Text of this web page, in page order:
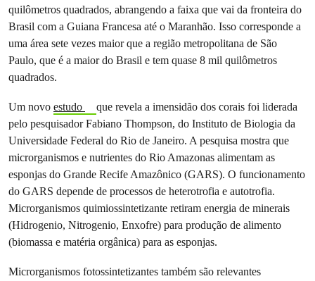
quilômetros quadrados, abrangendo a faixa que vai da fronteira do
Brasil com a Guiana Francesa até o Maranhão. Isso corresponde a
uma área sete vezes maior que a região metropolitana de São
Paulo, que é a maior do Brasil e tem quase 8 mil quilômetros
quadrados.
Um novo estudo
que revela a imensidão dos corais foi liderada
pelo pesquisador Fabiano Thompson, do Instituto de Biologia da
Universidade Federal do Rio de Janeiro. A pesquisa mostra que
microrganismos e nutrientes do Rio Amazonas alimentam as
esponjas do Grande Recife Amazônico (GARS). O funcionamento
do GARS depende de processos de heterotrofia e autotrofia.
Microrganismos quimiossintetizante retiram energia de minerais
(Hidrogenio, Nitrogenio, Enxofre) para produção de alimento
(biomassa e matéria orgânica) para as esponjas.
Microrganismos fotossintetizantes também são relevantes